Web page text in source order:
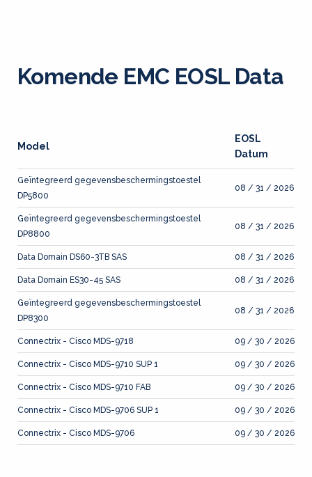
Komende EMC EOSL Data
Model
EOSL
Datum
Geïntegreerd gegevensbeschermingstoestel
DP5800
08 / 31 / 2026
Geïntegreerd gegevensbeschermingstoestel
DP8800
08 / 31 / 2026
Data Domain DS60-3TB SAS 08 / 31 / 2026
Data Domain ES30-45 SAS 08 / 31 / 2026
Geïntegreerd gegevensbeschermingstoestel
DP8300
08 / 31 / 2026
Connectrix - Cisco MDS-9718 09 / 30 / 2026
Connectrix - Cisco MDS-9710 SUP 1 09 / 30 / 2026
Connectrix - Cisco MDS-9710 FAB 09 / 30 / 2026
Connectrix - Cisco MDS-9706 SUP 1 09 / 30 / 2026
Connectrix - Cisco MDS-9706 09 / 30 / 2026